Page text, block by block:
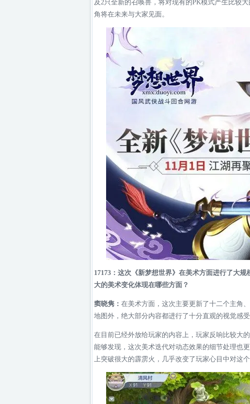
及2只全新的召唤兽，将对现有的PK模式产生比较
角将在未来与大家见面。
17173：这次《新梦想世界》在美术方面进行了大
大的美术变化体现在哪些方面？
窦晓隽： 在美术方面，这次主要更新了十二个主角
地图外，绝大部分内容都进行了十分直观的视觉感受
在目前已经外放给玩家的内容上，玩家反响比较大
能够发现，这次美术迭代对动态效果的细节处理也
上突破很大的霹雳火，几乎改变了玩家心目中对这个